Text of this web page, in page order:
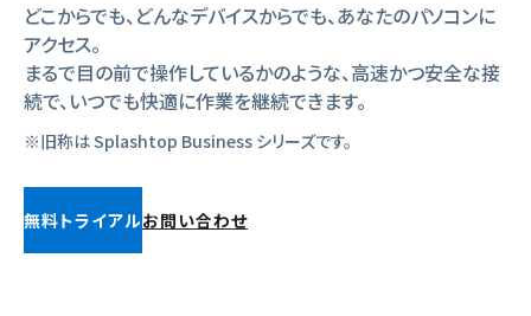
どこからでも、どんなデバイスからでも、あなたのパソコンに
アクセス。
まるで目の前で操作しているかのような、高速かつ安全な接
続で、いつでも快適に作業を継続できます。
※旧称は Splashtop Business シリーズです。
無料トライアルお問い合わせ